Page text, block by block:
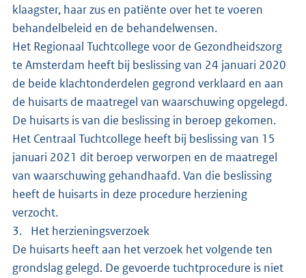
klaagster, haar zus en patiënte over het te voeren
behandelbeleid en de behandelwensen.
Het Regionaal Tuchtcollege voor de Gezondheidszorg
te Amsterdam heeft bij beslissing van 24 januari 2020
de beide klachtonderdelen gegrond verklaard en aan
de huisarts de maatregel van waarschuwing opgelegd.
De huisarts is van die beslissing in beroep gekomen.
Het Centraal Tuchtcollege heeft bij beslissing van 15
januari 2021 dit beroep verworpen en de maatregel
van waarschuwing gehandhaafd. Van die beslissing
heeft de huisarts in deze procedure herziening
verzocht.
3. Het herzieningsverzoek
De huisarts heeft aan het verzoek het volgende ten
grondslag gelegd. De gevoerde tuchtprocedure is niet